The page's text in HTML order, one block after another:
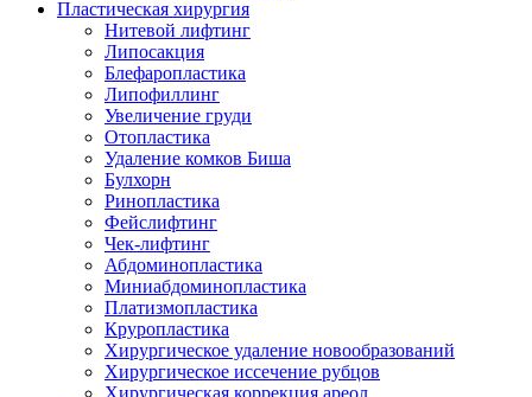
Пластическая хирургия
Нитевой лифтинг
Липосакция
Блефаропластика
Липофиллинг
Увеличение груди
Отопластика
Удаление комков Биша
Булхорн
Ринопластика
Фейслифтинг
Чек-лифтинг
Абдоминопластика
Миниабдоминопластика
Платизмопластика
Круропластика
Хирургическое удаление новообразований
Хирургическое иссечение рубцов
Хирургическая коррекция ареол